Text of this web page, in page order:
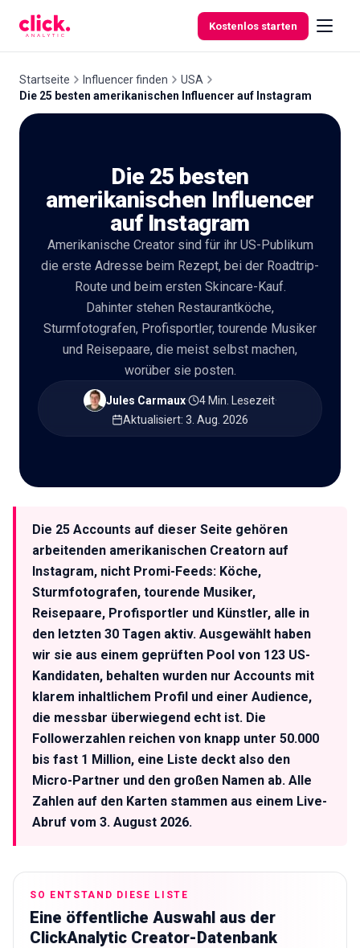
Kostenlos starten
🇩🇪
Startseite Influencer finden
USA
Die 25 besten amerikanischen Influencer auf Instagram
Die 25 besten
amerikanischen Influencer
auf Instagram
Amerikanische Creator sind für ihr US-Publikum
die erste Adresse beim Rezept, bei der Roadtrip-
Route und beim ersten Skincare-Kauf.
Dahinter stehen Restaurantköche,
Sturmfotografen, Profisportler, tourende Musiker
und Reisepaare, die meist selbst machen,
worüber sie posten.
Jules Carmaux· 4 Min. Lesezeit·
Aktualisiert: 3. Aug. 2026
Die 25 Accounts auf dieser Seite gehören
arbeitenden amerikanischen Creatorn auf
Instagram, nicht Promi-Feeds: Köche,
Sturmfotografen, tourende Musiker,
Reisepaare, Profisportler und Künstler, alle in
den letzten 30 Tagen aktiv. Ausgewählt haben
wir sie aus einem geprüften Pool von 123 US-
Kandidaten, behalten wurden nur Accounts mit
klarem inhaltlichem Profil und einer Audience,
die messbar überwiegend echt ist. Die
Followerzahlen reichen von knapp unter 50.000
bis fast 1 Million, eine Liste deckt also den
Micro-Partner und den großen Namen ab. Alle
Zahlen auf den Karten stammen aus einem Live-
Abruf vom 3. August 2026.
SO ENTSTAND DIESE LISTE
Eine öffentliche Auswahl aus der
ClickAnalytic Creator-Datenbank